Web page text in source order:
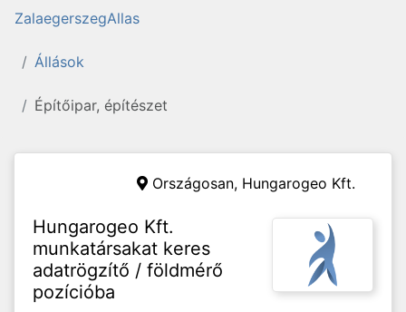
ZalaegerszegAllas
Állások
Építőipar, építészet
Országosan, Hungarogeo Kft.
Hungarogeo Kft.
munkatársakat keres
adatrögzítő / földmérő
pozícióba